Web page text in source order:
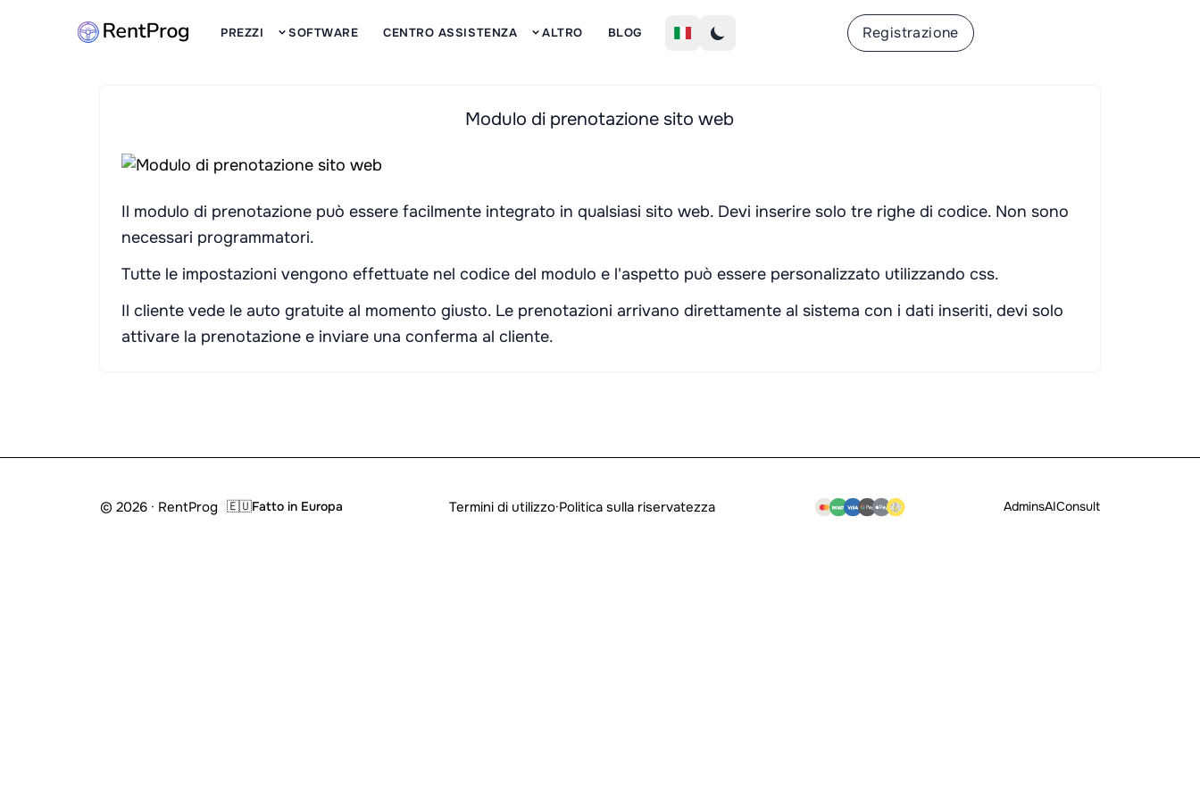
PREZZI SOFTWARE CENTRO ASSISTENZA ALTRO BLOG Registrazione
Modulo di prenotazione sito web
Il modulo di prenotazione può essere facilmente integrato in qualsiasi sito web. Devi inserire solo tre righe di codice. Non sono
necessari programmatori.
Tutte le impostazioni vengono effettuate nel codice del modulo e l'aspetto può essere personalizzato utilizzando css.
Il cliente vede le auto gratuite al momento giusto. Le prenotazioni arrivano direttamente al sistema con i dati inseriti, devi solo
attivare la prenotazione e inviare una conferma al cliente.
© 2026 · RentProg 🇪🇺Fatto in Europa Termini di utilizzo·Politica sulla riservatezza AdminsAIConsult